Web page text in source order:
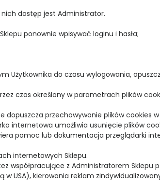
dostęp jest Administrator.
ponownie wpisywać loginu i hasła;
Użytkownika do czasu wylogowania,
czas określony w parametrach plików
przechowywanie plików cookies
internetowa umożliwia usunięcie plików
pomoc lub dokumentacja przeglądarki
internetowych Sklepu.
współpracujące z Administratorem Sklepu
USA), kierowania reklam